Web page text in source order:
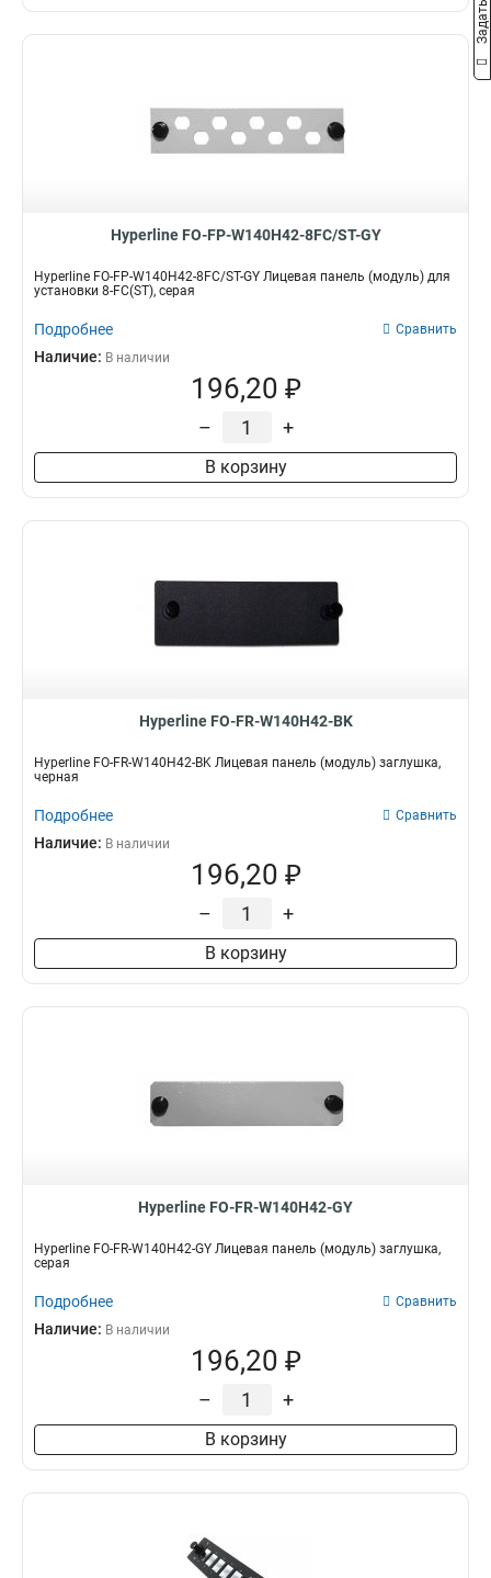
Hyperline FO-FP-W140H42-8FC/ST-GY
Hyperline FO-FP-W140H42-8FC/ST-GY Лицевая панель (модуль) для
установки 8-FC(ST), серая
Подробнее Сравнить
Наличие: В наличии
196,20 ₽
– +
В корзину
Hyperline FO-FR-W140H42-BK
Hyperline FO-FR-W140H42-BK Лицевая панель (модуль) заглушка,
черная
Подробнее Сравнить
Наличие: В наличии
196,20 ₽
– +
В корзину
Hyperline FO-FR-W140H42-GY
Hyperline FO-FR-W140H42-GY Лицевая панель (модуль) заглушка,
серая
Подробнее Сравнить
Наличие: В наличии
196,20 ₽
– +
В корзину